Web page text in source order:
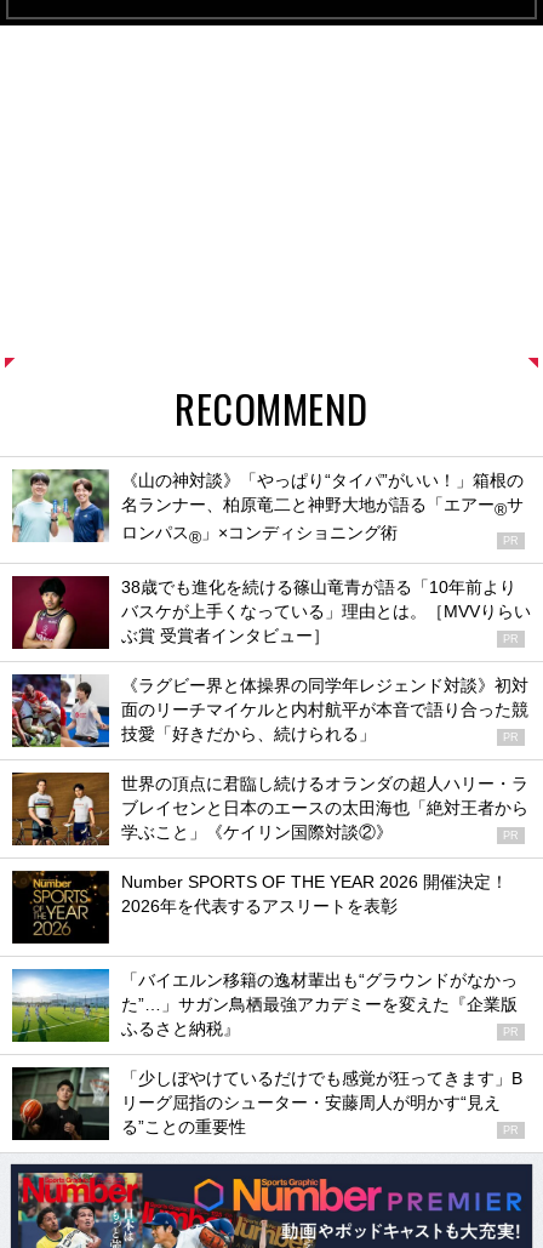
RECOMMEND
《山の神対談》「やっぱり“タイパ”がいい！」箱根の
名ランナー、柏原竜二と神野大地が語る「エアー®サ
ロンパス® 」×コンディショニング術 PR
38歳でも進化を続ける篠山竜青が語る「10年前より
バスケが上手くなっている」理由とは。［MVVりらい
ぶ賞 受賞者インタビュー］
PR
《ラグビー界と体操界の同学年レジェンド対談》初対
面のリーチマイケルと内村航平が本音で語り合った競
技愛「好きだから、続けられる」
PR
世界の頂点に君臨し続けるオランダの超人ハリー・ラ
ブレイセンと日本のエースの太田海也「絶対王者から
学ぶこと」《ケイリン国際対談②》
PR
Number SPORTS OF THE YEAR 2026 開催決定！
2026年を代表するアスリートを表彰
「バイエルン移籍の逸材輩出も“グラウンドがなかっ
た”…」サガン鳥栖最強アカデミーを変えた『企業版
ふるさと納税』
PR
「少しぼやけているだけでも感覚が狂ってきます」B
リーグ屈指のシューター・安藤周人が明かす“見え
る”ことの重要性
PR